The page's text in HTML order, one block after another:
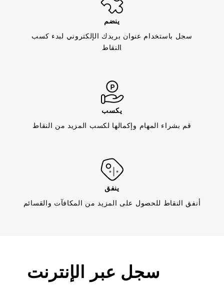
ينضم
سجل باستخدام عنوان بريدك الإلكتروني لبدء كسب
النقاط
يكسب
قم بشراء المهام وإكمالها لكسب المزيد من النقاط
ينفق
أنفق النقاط للحصول على المزيد من المكافآت والقسائم
سجل عبر الإنترنت